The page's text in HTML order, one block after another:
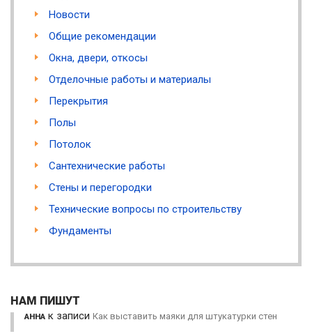
Новости
Общие рекомендации
Окна, двери, откосы
Отделочные работы и материалы
Перекрытия
Полы
Потолок
Сантехнические работы
Стены и перегородки
Технические вопросы по строительству
Фундаменты
НАМ ПИШУТ
АННА к записи Как выставить маяки для штукатурки стен